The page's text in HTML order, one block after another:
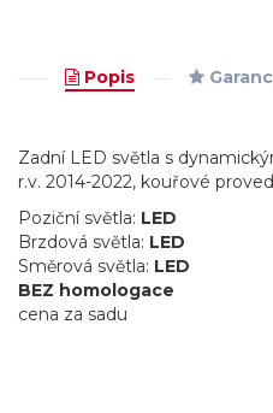
Popis
Zadní LED světla s
r.v. 2014-2022, kouřové
Poziční světla: LED
Brzdová světla: LED
Směrová světla: LED
BEZ homologace
cena za sadu